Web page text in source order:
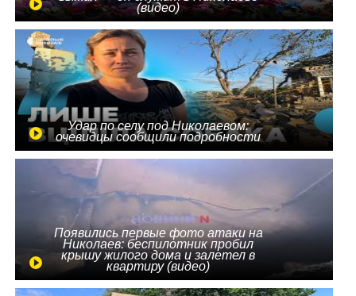
(видео)
Удар по селу под Николаевом:
очевидцы сообщили подробности
Появились первые фото атаки на
Николаев: беспилотник пробил
крышу жилого дома и залетел в
квартиру (видео)